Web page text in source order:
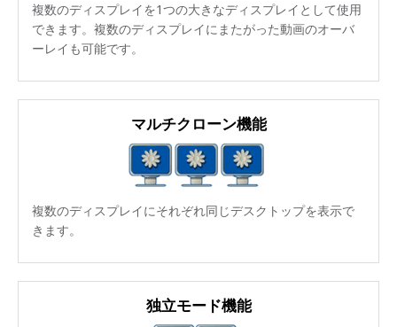
複数のディスプレイを1つの大きなディスプレイとして使用
できます。複数のディスプレイにまたがった動画のオーバ
ーレイも可能です。
マルチクローン機能
複数のディスプレイにそれぞれ同じデスクトップを表示で
きます。
独立モード機能